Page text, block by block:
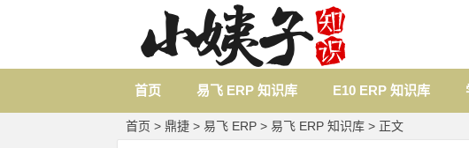
首页 易飞 ERP 知识库 E10 ERP 知识库
首页 > 鼎捷 > 易飞 ERP > 易飞 ERP 知识库 > 正文